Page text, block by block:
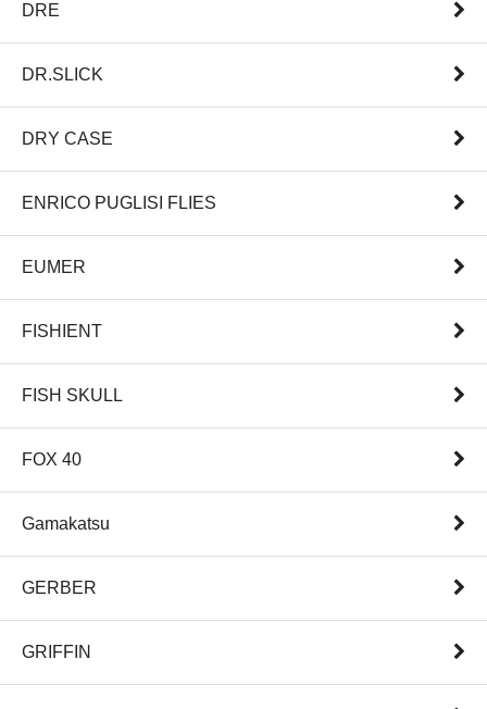
DRE
DR.SLICK
DRY CASE
ENRICO PUGLISI FLIES
EUMER
FISHIENT
FISH SKULL
FOX 40
Gamakatsu
GERBER
GRIFFIN